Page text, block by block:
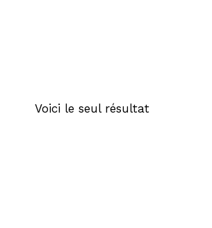
Voici le seul résultat